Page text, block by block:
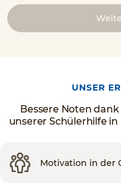
UNSER
Bessere Noten
unserer Schülerhilfe
Motivation in der